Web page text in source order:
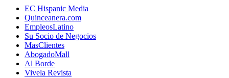
EC Hispanic Media
Quinceanera.com
EmpleosLatino
Su Socio de Negocios
MasClientes
AbogadoMall
Al Borde
Vivela Revista